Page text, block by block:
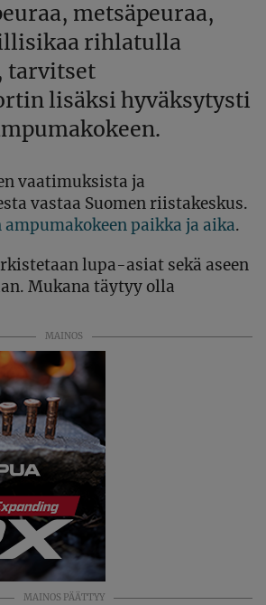
metsäpeuraa,
rihlatulla
tarvitset
lisäksi hyväksytysti
vaatimuksista ja
vastaa Suomen riistakeskus.
paikka ja aika.
lupa-asiat sekä aseen
Mukana täytyy olla
MAINOS
MAINOS PÄÄTTYY